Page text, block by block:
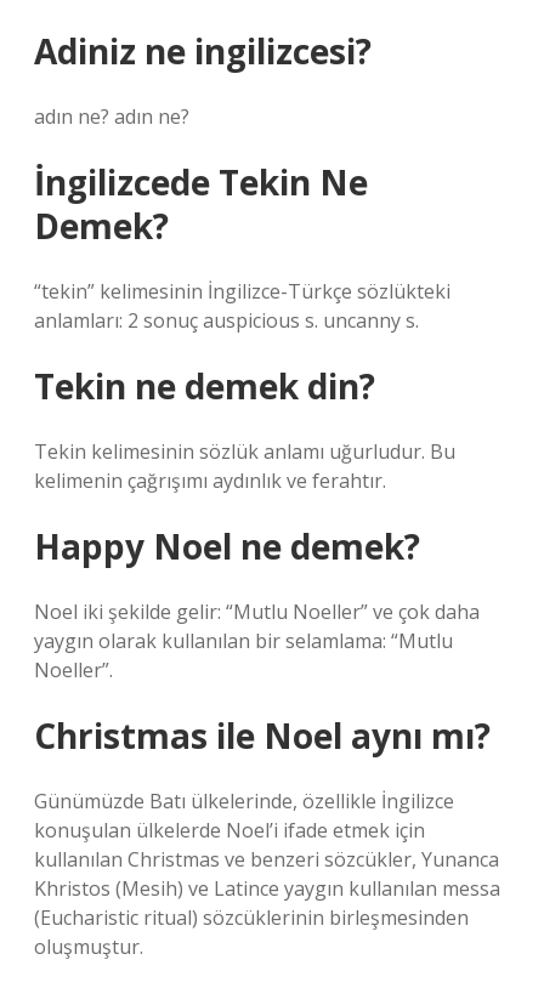
Adiniz ne ingilizcesi?
adın ne? adın ne?
İngilizcede Tekin Ne
Demek?
“tekin” kelimesinin İngilizce-Türkçe sözlükteki
anlamları: 2 sonuç auspicious s. uncanny s.
Tekin ne demek din?
Tekin kelimesinin sözlük anlamı uğurludur. Bu
kelimenin çağrışımı aydınlık ve ferahtır.
Happy Noel ne demek?
Noel iki şekilde gelir: “Mutlu Noeller” ve çok daha
yaygın olarak kullanılan bir selamlama: “Mutlu
Noeller”.
Christmas ile Noel aynı mı?
Günümüzde Batı ülkelerinde, özellikle İngilizce
konuşulan ülkelerde Noel’i ifade etmek için
kullanılan Christmas ve benzeri sözcükler, Yunanca
Khristos (Mesih) ve Latince yaygın kullanılan messa
(Eucharistic ritual) sözcüklerinin birleşmesinden
oluşmuştur.